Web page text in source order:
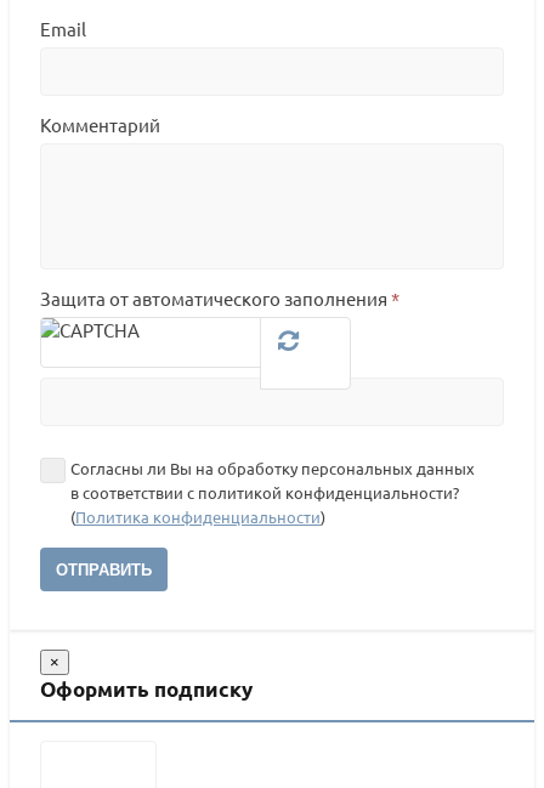
Email
Комментарий
Защита от автоматического заполнения *
Согласны ли Вы на обработку персональных данных
в соответствии с политикой конфиденциальности?
(Политика конфиденциальности)
ОТПРАВИТЬ
×
Оформить подписку